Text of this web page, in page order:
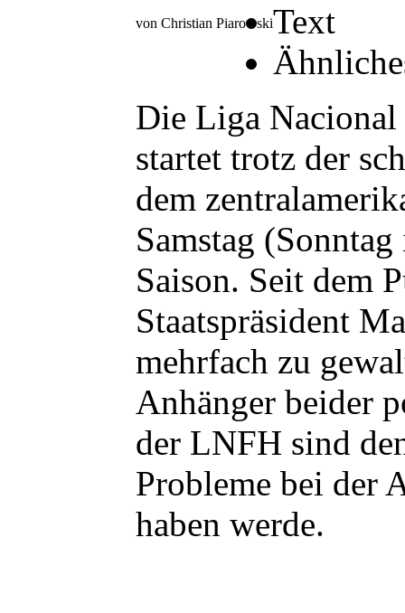
von Christian PiarowskiText
Die Liga
startet trotz der
dem
Samstag
Saison. Seit dem
Staatspräsident
mehrfach zu
Anhänger beider
der LNFH sind
Probleme bei der
haben werde.